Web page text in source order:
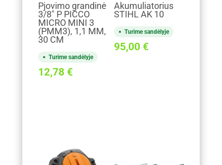
Pjovimo grandinė
3/8" P PICCO
MICRO MINI 3
(PMM3), 1,1 MM,
30 CM
Turime sandėlyje
12,78 €
Akumuliatorius
STIHL AK 10
Turime sandėlyje
95,00 €